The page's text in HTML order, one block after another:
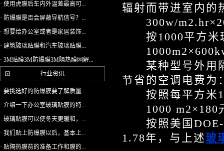
· 使用虎膜后车内外温差最高可...
· 防爆膜是否会屏蔽导航信号？...
· 想要给办公室或者是家居装饰...
· 建筑玻璃贴膜和汽车玻璃贴膜...
· 3M贴膜3M防爆膜3M隔热膜网解...
行业资讯
· 要挑选好的防爆膜要了解质量...
· 介绍一下办公室玻璃贴膜的特...
· 玻璃贴膜可以使冬天更暖和，...
· 我们贴上防爆膜以后，基本上...
· 贴隔热膜前的准备工作和膜的...
辐射而带进室内的
300w/
按1000平方米玻
某种型号外用隔
节省的空调电费为
按照每平方米
1000 m2×180
按照美国DOE-2
1.78年，与上述玻